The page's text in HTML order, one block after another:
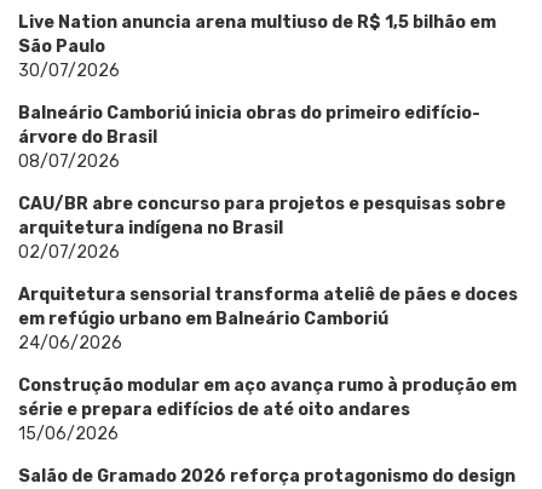
Live Nation anuncia arena multiuso de R$ 1,5 bilhão em
São Paulo
30/07/2026
Balneário Camboriú inicia obras do primeiro edifício-
árvore do Brasil
08/07/2026
CAU/BR abre concurso para projetos e pesquisas sobre
arquitetura indígena no Brasil
02/07/2026
Arquitetura sensorial transforma ateliê de pães e doces
em refúgio urbano em Balneário Camboriú
24/06/2026
Construção modular em aço avança rumo à produção em
série e prepara edifícios de até oito andares
15/06/2026
Salão de Gramado 2026 reforça protagonismo do design